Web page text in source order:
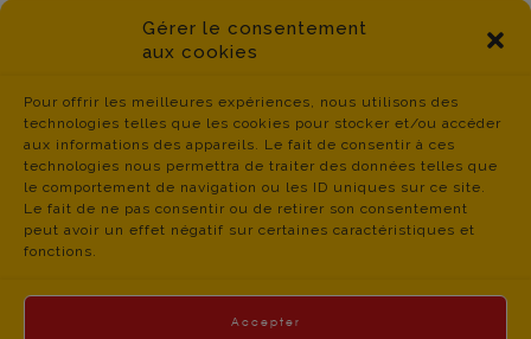
Gérer le consentement
aux cookies
Pour offrir les meilleures expériences, nous utilisons des
technologies telles que les cookies pour stocker et/ou accéder
aux informations des appareils. Le fait de consentir à ces
technologies nous permettra de traiter des données telles que
le comportement de navigation ou les ID uniques sur ce site.
Le fait de ne pas consentir ou de retirer son consentement
peut avoir un effet négatif sur certaines caractéristiques et
fonctions.
Accepter